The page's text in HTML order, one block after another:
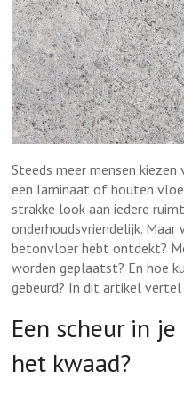
Steeds meer mensen
een laminaat of houten
strakke look aan iedere
onderhoudsvriendelijk. Maar
betonvloer hebt ontdekt?
worden geplaatst? En hoe
gebeurd? In dit artikel vertel
Een scheur in
het kwaad?